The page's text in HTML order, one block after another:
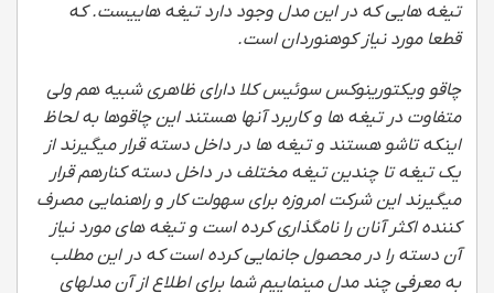
تیغه هایی که در این مدل وجود دارد تیغه هاییست. که
قطعا مورد نیاز کوهنوردان است.
چاقو ویکتورینوکس سوئیس کلا دارای ظاهری شبیه هم ولی
متفاوت در تیغه ها و کاربرد آنها هستند این چاقوها به لحاظ
اینکه تاشو هستند و تیغه ها در داخل دسته قرار میگیرند از
یک تیغه تا چندین تیغه مختلف در داخل دسته کنارهم قرار
میگیرند این شرکت امروزه برای سهولت کار و راهنمایی مصرف
کننده اکثر آنان را نامگذاری کرده است و تیغه های مورد نیاز
آن دسته را در محصول جانمایی کرده است که در این مطلب
به معرفی چند مدل مینماییم شما برای اطلاع از آن مدلهای